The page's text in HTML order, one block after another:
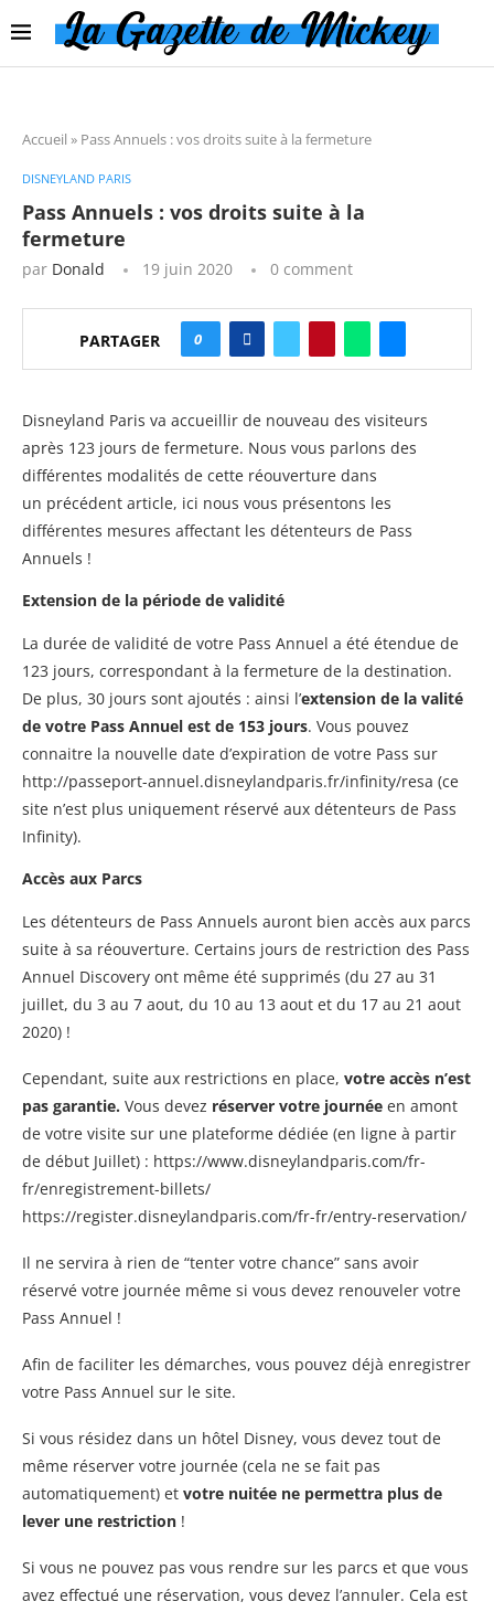
Accueil » Pass Annuels : vos droits suite à la fermeture
DISNEYLAND PARIS
Pass Annuels : vos droits suite à la
fermeture
par Donald 19 juin 2020 0 comment
PARTAGER 0
Disneyland Paris va accueillir de nouveau des visiteurs
après 123 jours de fermeture. Nous vous parlons des
différentes modalités de cette réouverture dans
un précédent article, ici nous vous présentons les
différentes mesures affectant les détenteurs de Pass
Annuels !
Extension de la période de validité
La durée de validité de votre Pass Annuel a été étendue de
123 jours, correspondant à la fermeture de la destination.
De plus, 30 jours sont ajoutés : ainsi l’extension de la valité
de votre Pass Annuel est de 153 jours. Vous pouvez
connaitre la nouvelle date d’expiration de votre Pass sur
http://passeport-annuel.disneylandparis.fr/infinity/resa (ce
site n’est plus uniquement réservé aux détenteurs de Pass
Infinity).
Accès aux Parcs
Les détenteurs de Pass Annuels auront bien accès aux parcs
suite à sa réouverture. Certains jours de restriction des Pass
Annuel Discovery ont même été supprimés (du 27 au 31
juillet, du 3 au 7 aout, du 10 au 13 aout et du 17 au 21 aout
2020) !
Cependant, suite aux restrictions en place, votre accès n’est
pas garantie. Vous devez réserver votre journée en amont
de votre visite sur une plateforme dédiée (en ligne à partir
de début Juillet) : https://www.disneylandparis.com/fr-
fr/enregistrement-billets/
https://register.disneylandparis.com/fr-fr/entry-reservation/
Il ne servira à rien de “tenter votre chance” sans avoir
réservé votre journée même si vous devez renouveler votre
Pass Annuel !
Afin de faciliter les démarches, vous pouvez déjà enregistrer
votre Pass Annuel sur le site.
Si vous résidez dans un hôtel Disney, vous devez tout de
même réserver votre journée (cela ne se fait pas
automatiquement) et votre nuitée ne permettra plus de
lever une restriction !
Si vous ne pouvez pas vous rendre sur les parcs et que vous
avez effectué une réservation, vous devez l’annuler. Cela est